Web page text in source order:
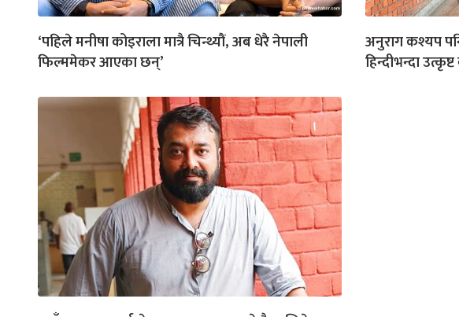
‘पहिले मनीषा कोइराला मात्रै चिन्थ्यौं, अब धेरै नेपाली
फिल्ममेकर आएका छन्’
अनुराग कश्यप
हिन्दीभन्दा